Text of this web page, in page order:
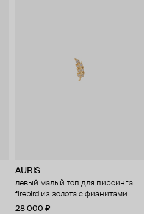
AURIS
левый малый топ для пирсинга
firebird из золота с фианитами
28 000 ₽